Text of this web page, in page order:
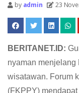
byadmin 23
BERITANET.ID:
nyaman menjelang
wisatawan. Forum
(FKPPY)